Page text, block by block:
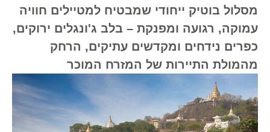
מסלול בוטיק ייחודי שמבטיח למטיילים חוויה
עמוקה, רגועה ומפנקת – בלב ג'ונגלים ירוקים,
כפרים נידחים ומקדשים עתיקים, הרחק
מהמולת התיירות של המזרח המוכר